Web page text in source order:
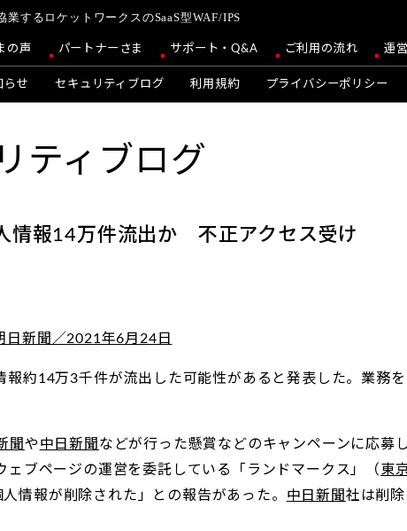
業するロケットワークスのSaaS型WAF/IPS
の声 パートナーさま サポート・Q&A ご利用の流れ 運
らせ セキュリティブログ 利用規約 プライバシーポリシー
ティブログ
情報14万件流出か 不正アクセス受け
新聞／2021年6月24日
報約14万3千件が流出した可能性があると発表した。業務
聞や中日新聞 などが行った懸賞などのキャンペーンに応募
ブページの運営を委託している「ランドマークス」（ 東
情報が削除された」との報告があった。 中日新聞社は削